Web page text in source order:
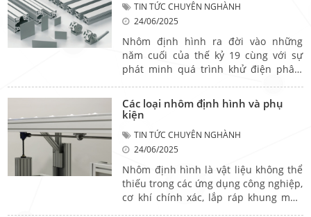
gì, có những loại nào và được sản xuất
theo tiêu chuẩn ra sao? Hãy cùng
Butraco tìm hiểu chi tiết trong bài viết
dưới đây – kèm theo bảng báo giá
tham khảo và gợi ý thương hiệu uy tín
trên thị trường.
TIN TỨC CHUYÊN NGHÀNH
24/06/2025
Nhôm định hình ra đời vào những
năm cuối của thế kỷ 19 cùng với sự
phát minh quá trình khử điện phân,
nên khả thi. Các hợp kim mới của
nhôm và kỹ thuật ép đùn nâng cao
đặc tính cấu hình bền bỉ, khả năng
chống ăn mòn và tĩnh dẫn điện, dẫn
nhiệt tốt.
Các loại nhôm định hình và phụ
kiện
TIN TỨC CHUYÊN NGHÀNH
24/06/2025
Nhôm định hình là vật liệu không thể
thiếu trong các ứng dụng công nghiệp,
cơ khí chính xác, lắp ráp khung máy,